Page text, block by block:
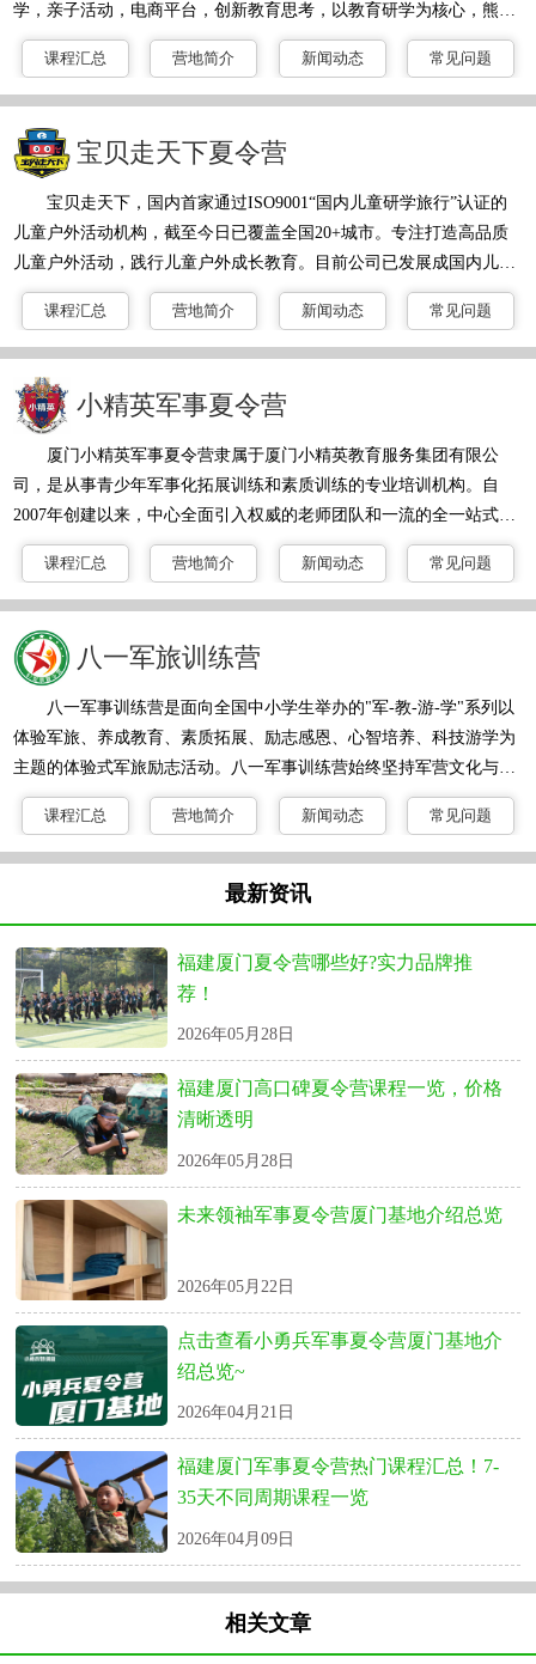
学，亲子活动，电商平台，创新教育思考，以教育研学为核心，熊
猫、火箭、星空等载体作为产品延伸，以酒店为依托，营地教育为理
念，将旅行与研学体验相结合，专注于延伸产品的开发、推广与执
行，致力于为人们提供健全、丰富、可信赖的研学旅行教育企业。针
对不同年龄段的孩子来说，我们搭配的课程元素设计、不同节奏点的
把控，既能锻炼大龄孩子的沟通与领导能力，又能培养低龄孩子的执
行和自我管理能力，真正做到全年
课程汇总 营地简介 新闻动态 常见问题
宝贝走天下夏令营
宝贝走天下，国内首家通过ISO9001“国内儿童研学旅行”认证的
儿童户外活动机构，截至今日已覆盖全国20+城市。专注打造高品质
儿童户外活动，践行儿童户外成长教育。目前公司已发展成国内儿童
户外教育标志性企业。获得包括著名天使投资人王刚、暾澜资本、上
市公司皇氏集团、华盖资本、丰厚资本等机构从天使轮到B轮的融
资。公司核心团队成员多来自阿里巴巴、中国美院、新东方等互联网
企业与教育机构，汇聚资深户外活动玩家与儿童教育专家。公司总部
在杭州，下设北京、上海、广州、深圳、南京、济南、西安、成都、
厦门、福州、武汉、长沙
课程汇总 营地简介 新闻动态 常见问题
小精英军事夏令营
厦门小精英军事夏令营隶属于厦门小精英教育服务集团有限公
司，是从事青少年军事化拓展训练和素质训练的专业培训机构。自
2007年创建以来，中心全面引入权威的老师团队和一流的全一站式训
练拓展平台及当前流行的百余种拓展项目，并一直在探索中国式的青
少年的素质训练模式。“少年强则家族强、少年强则国强”，青少年素
质训练是国家教育改革的重点，十多年来我们以“军事化”和“体验
式”为出发点，通过独具特色的“参与性”和“娱乐性”达到寓教于乐的效
果，先后训练超过10万以上人次的青少年，在丰富的实践经验后我们
总结了一套具有小精英训练
课程汇总 营地简介 新闻动态 常见问题
八一军旅训练营
八一军事训练营是面向全国中小学生举办的"军-教-游-学"系列以
体验军旅、养成教育、素质拓展、励志感恩、心智培养、科技游学为
主题的体验式军旅励志活动。八一军事训练营始终坚持军营文化与校
园文化相结合的教育理念，课程设计上既具有军营特色，又符合青少
年年龄特点；军教结合，训管到位，突出青少年思想品德和军营生活
的养成教育；强调对营员体能和技能的综合训练，强化素质教育和思
维拓展，培养营员的综合素质能力。八一军事训练营突出思想品德和
坚强、刚毅的军人品质和良
课程汇总 营地简介 新闻动态 常见问题
最新资讯
福建厦门夏令营哪些好?实力品牌推
荐！
2026年05月28日
福建厦门高口碑夏令营课程一览，价格
清晰透明
2026年05月28日
未来领袖军事夏令营厦门基地介绍总览
2026年05月22日
点击查看小勇兵军事夏令营厦门基地介
绍总览~
2026年04月21日
福建厦门军事夏令营热门课程汇总！7-
35天不同周期课程一览
2026年04月09日
相关文章